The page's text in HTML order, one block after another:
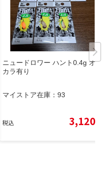
ニュードロワー ハント0.4g オリ
カラ有り
マイストア在庫： 93
税込 3,120